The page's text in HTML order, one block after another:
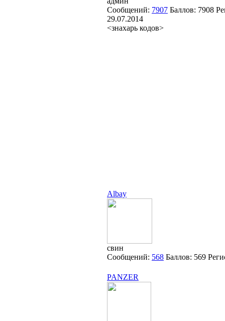
Сообщений: 7907 Баллов: 7908
29.07.2014
<знахарь кодов>
Albay
свин
Сообщений: 568 Баллов: 569
PANZER